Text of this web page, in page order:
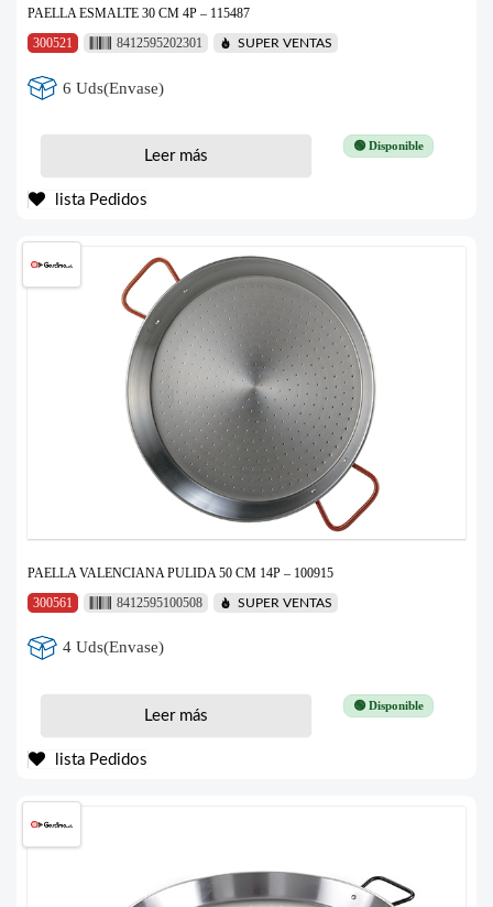
PAELLA ESMALTE 30 CM 4P – 115487
300521
8412595202301 SUPER VENTAS
6 Uds(Envase)
🟢 Disponible
Leer más
lista Pedidos
PAELLA VALENCIANA PULIDA 50 CM 14P – 100915
300561
8412595100508 SUPER VENTAS
4 Uds(Envase)
🟢 Disponible
Leer más
lista Pedidos